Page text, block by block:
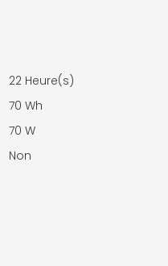
22 Heure(s)
70 Wh
70 W
Non